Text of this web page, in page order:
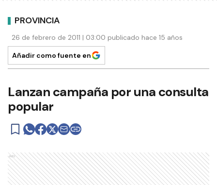
PROVINCIA
26 de febrero de 2011 | 03:00 publicado hace 15 años
Añadir como fuente en
Lanzan campaña por una consulta
popular
Ads